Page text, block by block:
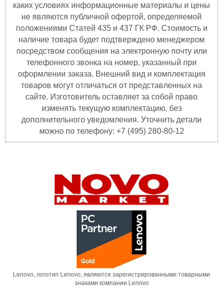
каких условиях информационные материалы и цены
не являются публичной офертой, определяемой
положениями Статей 435 и 437 ГК РФ. Стоимость и
наличие товара будет подтверждено менеджером
посредством сообщения на электронную почту или
телефонного звонка на номер, указанный при
оформлении заказа. Внешний вид и комплектация
товаров могут отличаться от представленных на
сайте. Изготовитель оставляет за собой право
изменять текущую комплектацию, без
дополнительного уведомления. Уточнить детали
можно по телефону: +7 (495) 280-80-12
Lenovo, логотип Lenovo, являются зарегистрированными товарными
знаками компании Lenovo